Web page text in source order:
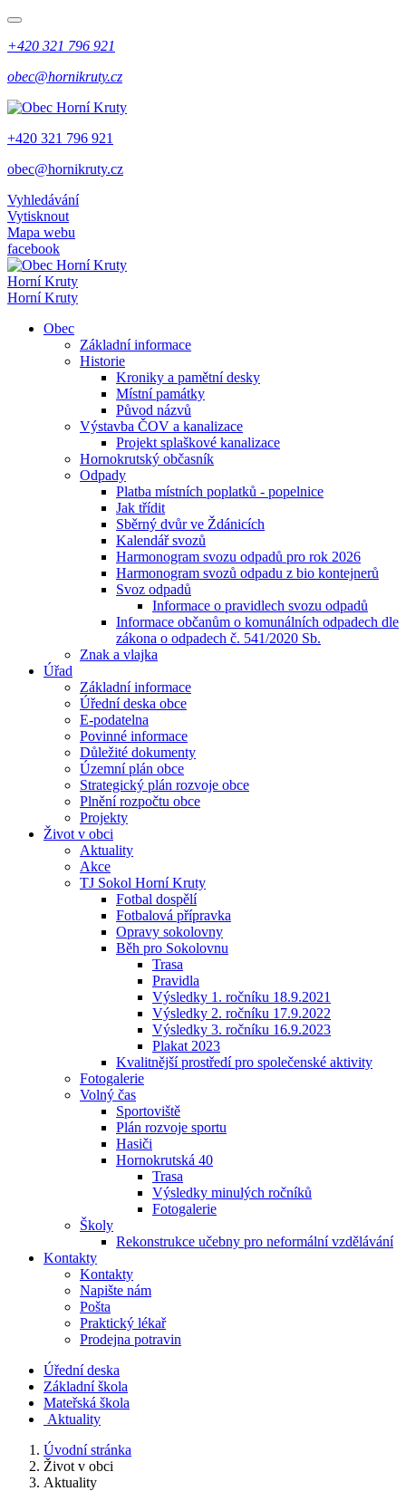
+420 321 796 921
obec@hornikruty.cz
+420 321 796 921
obec@hornikruty.cz
Vyhledávání
Vytisknout
Mapa webu
facebook
Horní Kruty
Horní Kruty
Obec
Základní informace
Historie
Kroniky a pamětní desky
Místní památky
Původ názvů
Výstavba ČOV a kanalizace
Projekt splaškové kanalizace
Hornokrutský občasník
Odpady
Platba místních poplatků - popelnice
Jak třídit
Sběrný dvůr ve Ždánicích
Kalendář svozů
Harmonogram svozu odpadů pro rok 2026
Harmonogram svozů odpadu z bio kontejnerů
Svoz odpadů
Informace o pravidlech svozu odpadů
Informace občanům o komunálních odpadech dle
zákona o odpadech č. 541/2020 Sb.
Znak a vlajka
Úřad
Základní informace
Úřední deska obce
E-podatelna
Povinné informace
Důležité dokumenty
Územní plán obce
Strategický plán rozvoje obce
Plnění rozpočtu obce
Projekty
Život v obci
Aktuality
Akce
TJ Sokol Horní Kruty
Fotbal dospělí
Fotbalová přípravka
Opravy sokolovny
Běh pro Sokolovnu
Trasa
Pravidla
Výsledky 1. ročníku 18.9.2021
Výsledky 2. ročníku 17.9.2022
Výsledky 3. ročníku 16.9.2023
Plakat 2023
Kvalitnější prostředí pro společenské aktivity
Fotogalerie
Volný čas
Sportoviště
Plán rozvoje sportu
Hasiči
Hornokrutská 40
Trasa
Výsledky minulých ročníků
Fotogalerie
Školy
Rekonstrukce učebny pro neformální vzdělávání
Kontakty
Kontakty
Napište nám
Pošta
Praktický lékař
Prodejna potravin
Úřední deska
Základní škola
Mateřská škola
Aktuality
Úvodní stránka
Život v obci
Aktuality